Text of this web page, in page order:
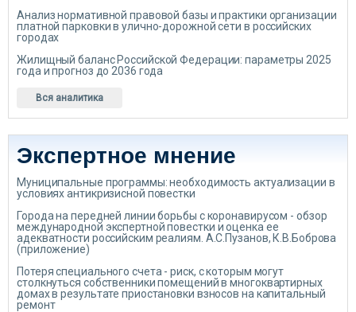
Анализ нормативной правовой базы и практики организации
платной парковки в улично-дорожной сети в российских
городах
Жилищный баланс Российской Федерации: параметры 2025
года и прогноз до 2036 года
Вся аналитика
Экспертное мнение
Муниципальные программы: необходимость актуализации в
условиях антикризисной повестки
Города на передней линии борьбы с коронавирусом - обзор
международной экспертной повестки и оценка ее
адекватности российским реалиям. А.С.Пузанов, К.В.Боброва
(приложение)
Потеря специального счета - риск, с которым могут
столкнуться собственники помещений в многоквартирных
домах в результате приостановки взносов на капитальный
ремонт